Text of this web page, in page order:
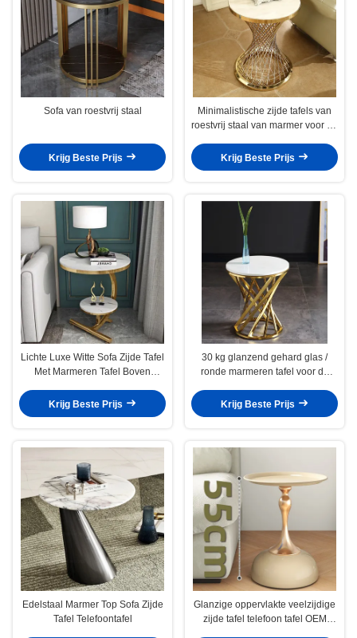
Sofa van roestvrij staal
Krijg Beste Prijs
Minimalistische zijde tafels van
roestvrij staal van marmer voor de
Krijg Beste Prijs
Lichte Luxe Witte Sofa Zijde Tafel
Met Marmeren Tafel Boven
Krijg Beste Prijs
30 kg glanzend gehard glas /
ronde marmeren tafel voor de
Krijg Beste Prijs
Edelstaal Marmer Top Sofa Zijde
Tafel Telefoontafel
Glanzige oppervlakte veelzijdige
zijde tafel telefoon tafel OEM